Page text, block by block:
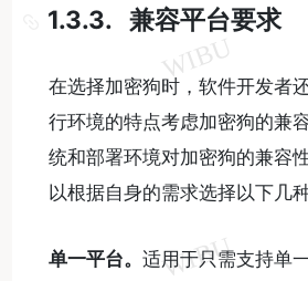
1.3.3. 兼容平台要求
在选择加密狗时，软件开发者
行环境的特点考虑加密狗的兼
统和部署环境对加密狗的兼容
以根据自身的需求选择以下几
单一平台。 适用于只需支持单